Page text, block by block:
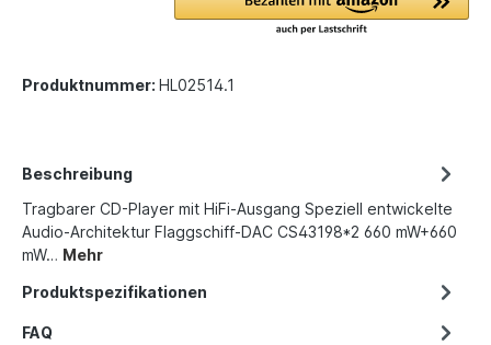
Produktnummer: HL02514.1
Beschreibung
Tragbarer CD-Player mit HiFi-Ausgang Speziell entwickelte
Audio-Architektur Flaggschiff-DAC CS43198*2 660 mW+660
mW… Mehr
Produktspezifikationen
FAQ